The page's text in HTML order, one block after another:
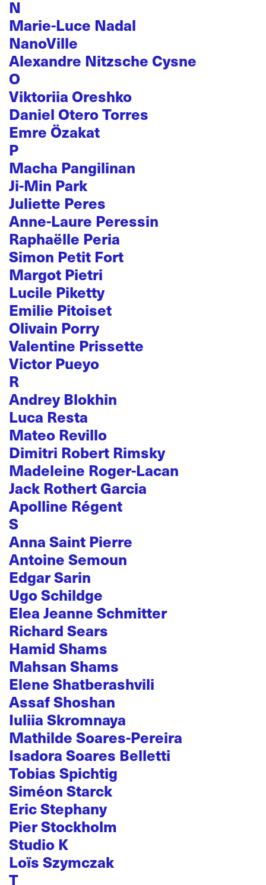
N
Marie-Luce Nadal
NanoVille
Alexandre Nitzsche Cysne
O
Viktoriia Oreshko
Daniel Otero Torres
Emre Özakat
P
Macha Pangilinan
Ji-Min Park
Juliette Peres
Anne-Laure Peressin
Raphaëlle Peria
Simon Petit Fort
Margot Pietri
Lucile Piketty
Emilie Pitoiset
Olivain Porry
Valentine Prissette
Victor Pueyo
R
Andrey Blokhin
Luca Resta
Mateo Revillo
Dimitri Robert Rimsky
Madeleine Roger-Lacan
Jack Rothert Garcia
Apolline Régent
S
Anna Saint Pierre
Antoine Semoun
Edgar Sarin
Ugo Schildge
Elea Jeanne Schmitter
Richard Sears
Hamid Shams
Mahsan Shams
Elene Shatberashvili
Assaf Shoshan
Iuliia Skromnaya
Mathilde Soares-Pereira
Isadora Soares Belletti
Tobias Spichtig
Siméon Starck
Eric Stephany
Pier Stockholm
Studio K
Loïs Szymczak
T